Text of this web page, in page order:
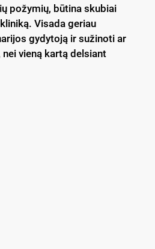
požymių, būtina skubiai
Visada geriau
gydytoją ir sužinoti ar
vieną kartą delsiant